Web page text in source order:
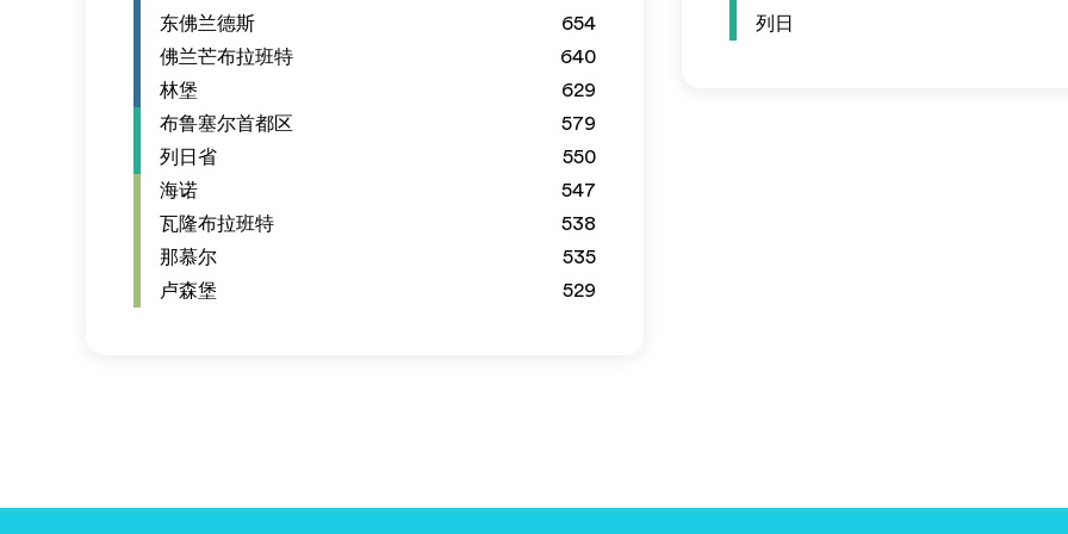
东佛兰德斯
654
佛兰芒布拉班特
640
林堡
629
布鲁塞尔首都区
579
列日省
550
海诺
547
瓦隆布拉班特
538
那慕尔
535
卢森堡
529
列日